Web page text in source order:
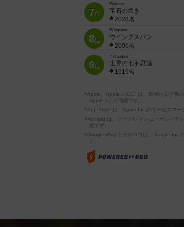
7位
Splendor
宝石の煌き
2028名
8位
Wingspan
ウイングスパン
2006名
9位
7 Wonders
世界の七不思議
1919名
※Apple、Apple のロゴ は、米国および他の
Apple Inc.の商標です。
※App Store は、Apple Inc.のサービスマー
※Android は、グーグル インコーポレイテ
標です。
※Google Play とそのロゴは、Google Inc.
す。